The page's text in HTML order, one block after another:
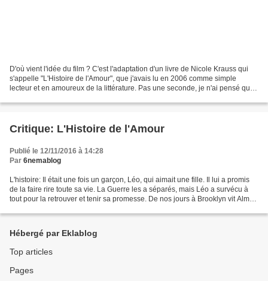
D'où vient l'idée du film ? C'est l'adaptation d'un livre de Nicole Krauss qui
s'appelle "L'Histoire de l'Amour", que j'avais lu en 2006 comme simple
lecteur et en amoureux de la littérature. Pas une seconde, je n'ai pensé que
Critique: L'Histoire de l'Amour
Publié le 12/11/2016 à 14:28
Par 6nemablog
L'histoire: Il était une fois un garçon, Léo, qui aimait une fille. Il lui a promis
de la faire rire toute sa vie. La Guerre les a séparés, mais Léo a survécu à
tout pour la retrouver et tenir sa promesse. De nos jours à Brooklyn vit Alma,
Hébergé par Eklablog
Top articles
Pages